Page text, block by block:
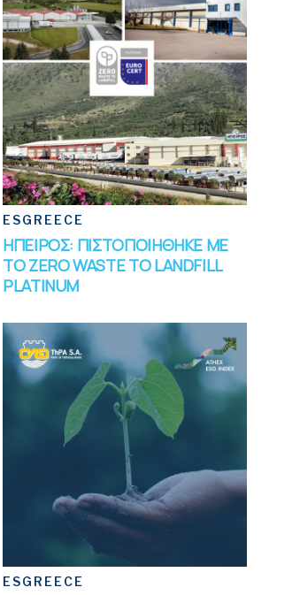
ESGREECE
ΗΠΕΙΡΟΣ: ΠΙΣΤΟΠΟΙΗΘΗΚΕ ΜΕ
ΤΟ ZERO WASTE TO LANDFILL
PLATINUM
ESGREECE